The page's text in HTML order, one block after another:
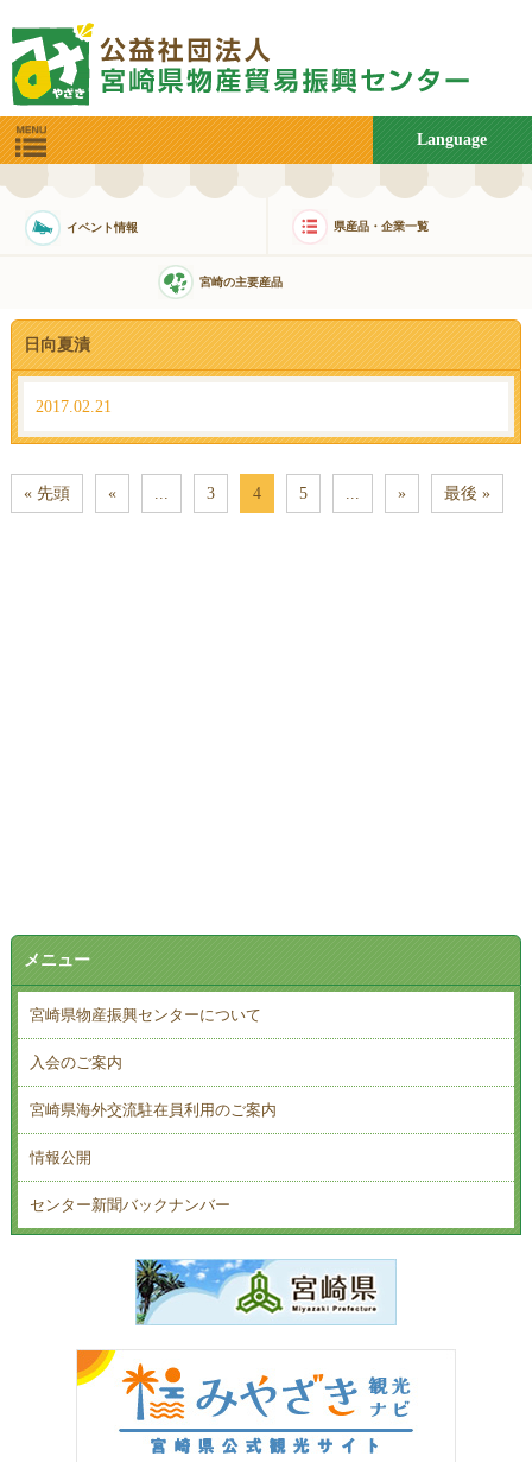
Language
イベント情報 県産品・企業一覧
宮崎の主要産品
日向夏漬
2017.02.21
« 先頭 « ... 3 4 5 ... » 最後 »
メニュー
宮崎県物産振興センターについて
入会のご案内
宮崎県海外交流駐在員利用のご案内
情報公開
センター新聞バックナンバー